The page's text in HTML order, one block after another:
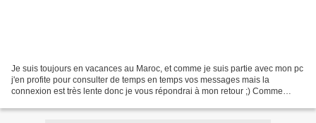
Je suis toujours en vacances au Maroc, et comme je suis partie avec mon pc
j'en profite pour consulter de temps en temps vos messages mais la
connexion est très lente donc je vous répondrai à mon retour ;) Comme